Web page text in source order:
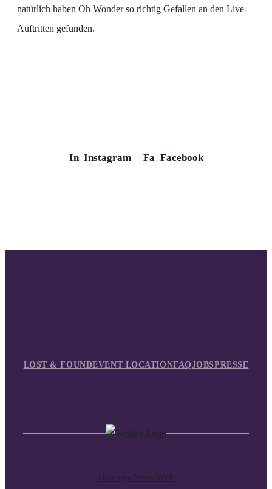
natürlich haben Oh Wonder so richtig Gefallen an den Live-
Auftritten gefunden.
In Instagram Fa Facebook
LOST & FOUNDEVENT LOCATIONFAQJOBSPRESSE
Huxleys Neue Welt